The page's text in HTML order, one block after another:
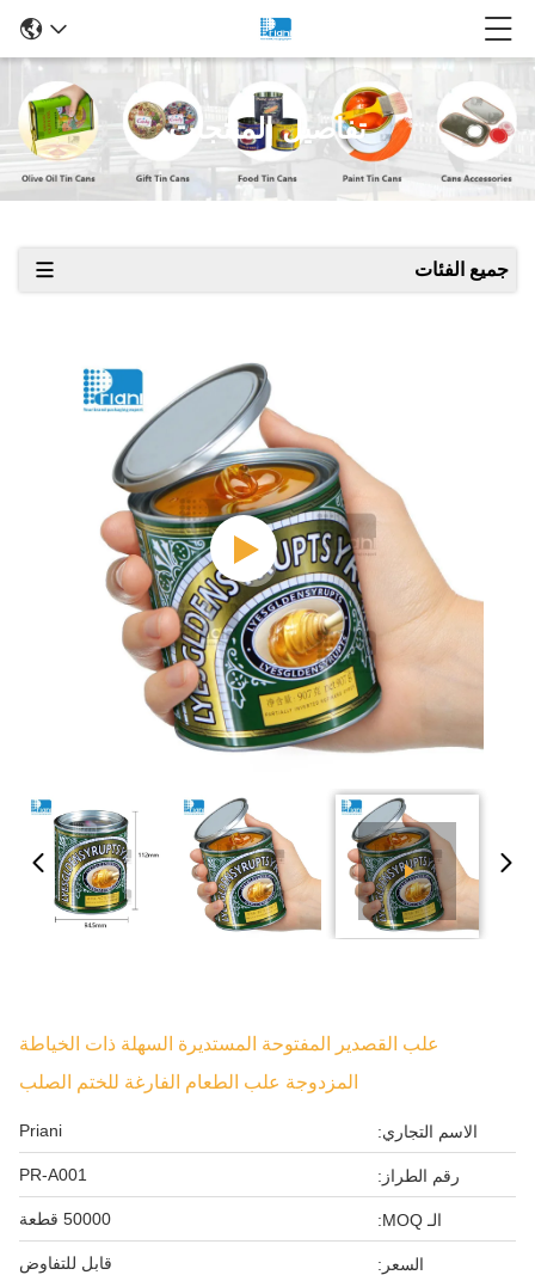
تفاصيل المنتجات
جميع الفئات
علب القصدير المفتوحة المستديرة السهلة ذات الخياطة
المزدوجة علب الطعام الفارغة للختم الصلب
الاسم التجاري: Priani
رقم الطراز: PR-A001
الـ MOQ: 50000 قطعة
السعر: قابل للتفاوض